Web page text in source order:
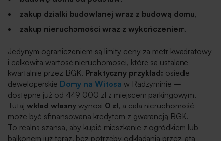
zakup działki budowlanej wraz z budową domu,
zakup nieruchomości wraz z wykończeniem.
Jedynym ograniczeniem są limity ceny za metr kwadratowy
i całkowita wartość nieruchomości, które są ustalane
kwartalnie przez BGK. Praktyczny przykład: osiedle
deweloperskie Domy na Witosa w Radzyminie –
dostępne już od 449 000 zł z miejscem parkingowym.
Tutaj wkład własny wynosi 0 zł, a cała nieruchomość
może być sfinansowana kredytem z gwarancją BGK.
To realna szansa, aby kupić mieszkanie z ogródkiem lub
balkonem już teraz, bez potrzeby odkładania przez lata